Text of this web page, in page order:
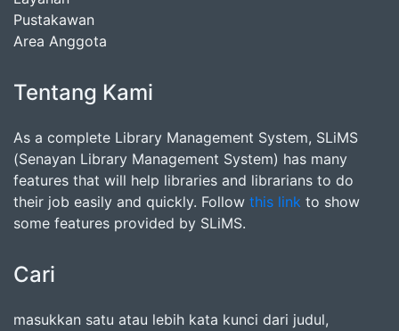
Pustakawan
Area Anggota
Tentang Kami
As a complete Library Management System, SLiMS
(Senayan Library Management System) has many
features that will help libraries and librarians to do
their job easily and quickly. Follow this link to show
some features provided by SLiMS.
Cari
masukkan satu atau lebih kata kunci dari judul,